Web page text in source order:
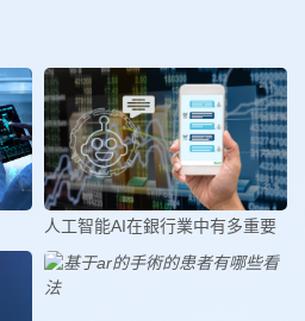
人工智能AI在銀行業中有多重要